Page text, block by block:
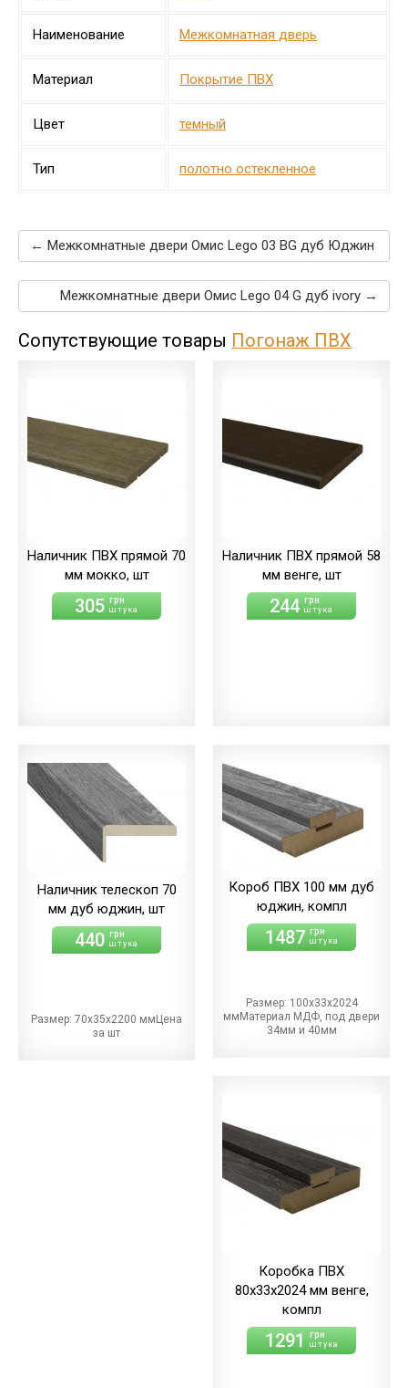
Наименование Межкомнатная дверь
Материал Покрытие ПВХ
Цвет темный
Тип полотно остекленное
← Межкомнатные двери Омис Lego 03 BG дуб Юджин
Межкомнатные двери Омис Lego 04 G дуб ivory →
Сопутствующие товары Погонаж ПВХ
Наличник ПВХ прямой 70
мм мокко, шт
305 грн
штука
Наличник ПВХ прямой 58
мм венге, шт
244 грн
штука
Наличник телескоп 70
мм дуб юджин, шт
440 грн
штука
Размер: 70х35х2200 ммЦена
за шт
Короб ПВХ 100 мм дуб
юджин, компл
1487 грн
штука
Размер: 100х33х2024
ммМатериал МДФ, под двери
34мм и 40мм
Коробка ПВХ
80х33х2024 мм венге,
компл
1291 грн
штука